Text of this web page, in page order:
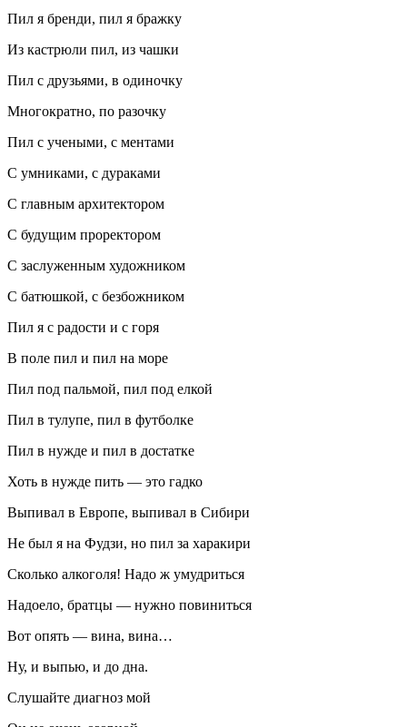
Пил я бренди, пил я бражку
Из кастрюли пил, из чашки
Пил с друзьями, в одиночку
Многократно, по разочку
Пил с учеными, с ментами
С умниками, с дураками
С главным архитектором
С будущим проректором
С заслуженным художником
С батюшкой, с безбожником
Пил я с радости и с горя
В поле пил и пил на море
Пил под пальмой, пил под елкой
Пил в тулупе, пил в футболке
Пил в нужде и пил в достатке
Хоть в нужде пить — это гадко
Выпивал в Европе, выпивал в Сибири
Не был я на Фудзи, но пил за харакири
Сколько алкоголя! Надо ж умудриться
Надоело, братцы — нужно повиниться
Вот опять — вина, вина…
Ну, и выпью, и до дна.
Слушайте диагноз мой